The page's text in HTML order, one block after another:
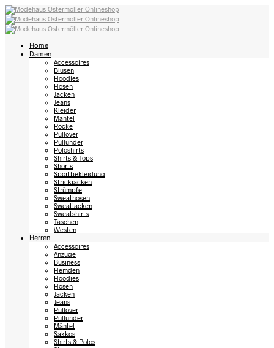
Home
Damen
Accessoires
Blusen
Hoodies
Hosen
Jacken
Jeans
Kleider
Mäntel
Röcke
Pullover
Pullunder
Poloshirts
Shirts & Tops
Shorts
Sportbekleidung
Strickjacken
Strümpfe
Sweathosen
Sweatjacken
Sweatshirts
Taschen
Westen
Herren
Accessoires
Anzüge
Business
Hemden
Hoodies
Hosen
Jacken
Jeans
Pullover
Pullunder
Mäntel
Sakkos
Shirts & Polos